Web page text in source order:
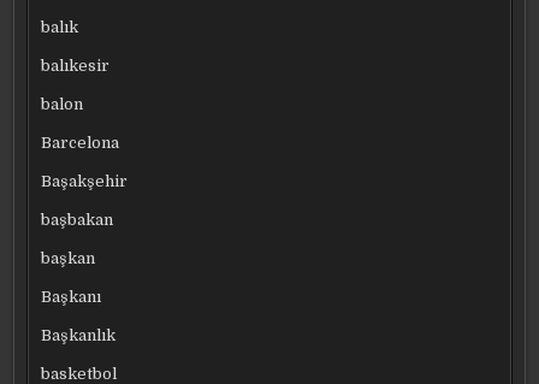
balık
balıkesir
balon
Barcelona
Başakşehir
başbakan
başkan
Başkanı
Başkanlık
basketbol